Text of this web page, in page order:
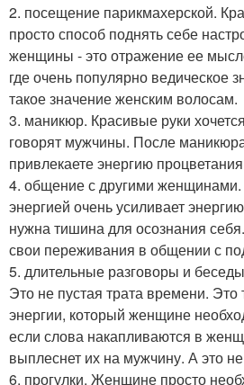
2. посещение парикмахерской.
просто способ поднять себе
женщины - это отражение ее
где очень популярно ведическое
такое значение женским волосам.
3. маникюр. Красивые руки
говорят мужчины. После
привлекаете энергию
4. общение с другими
энергией очень усиливает
нужна тишина для осознания
свои переживания в общении с
5. длительные разговоры и
Это не пустая трата времени.
энергии, который женщине
если слова накапливаются в
выплеснет их на мужчину. А это
6. прогулки. Женщине просто